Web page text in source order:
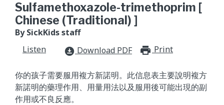
Sulfamethoxazole-trimethoprim [
Chinese (Traditional) ]
By SickKids staff
Listen
download_for_offline Download PDF Print
你的孩子需要服用複方新諾明。此信息表主要說明複方
新諾明的藥理作用、用量用法以及服用後可能出現的副
作用或不良反應。